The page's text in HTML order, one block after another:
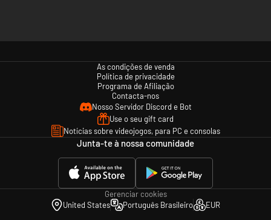
As condições de venda
Política de privacidade
Programa de Afiliação
Contacta-nos
Nosso Servidor Discord e Bot
Use o seu gift card
Notícias sobre videojogos, para PC e consolas
Junta-te à nossa comunidade
Gerenciar cookies
United States
Português Brasileiro EUR